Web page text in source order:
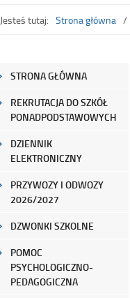
Jesteś tutaj: Strona główna
STRONA GŁÓWNA
REKRUTACJA DO SZKÓŁ
PONADPODSTAWOWYCH
DZIENNIK
ELEKTRONICZNY
PRZYWOZY I ODWOZY
2026/2027
DZWONKI SZKOLNE
POMOC
PSYCHOLOGICZNO-
PEDAGOGICZNA